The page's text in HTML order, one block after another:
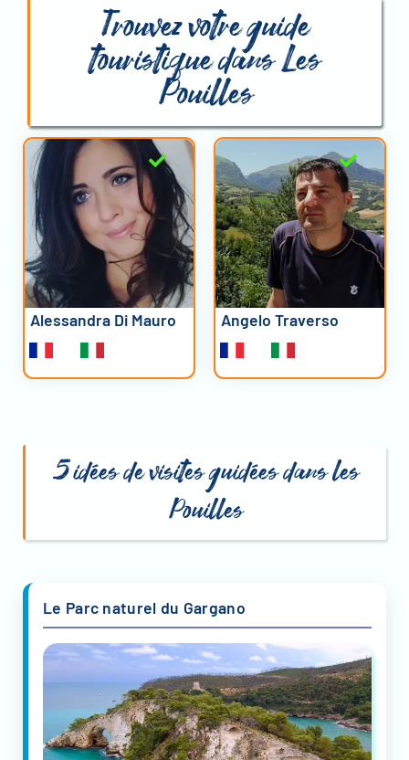
Trouvez votre guide
touristique dans Les
Pouilles
Alessandra Di Mauro Angelo Traverso
5 idées de visites guidées dans les
Pouilles
Le Parc naturel du Gargano